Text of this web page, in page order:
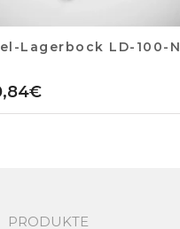
Lagerbock LD-100-N
€
PRODUKTE